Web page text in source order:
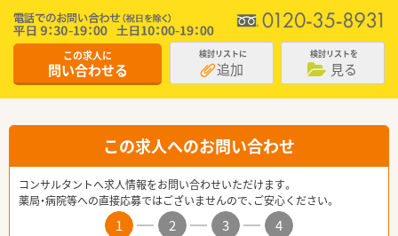
この求人に
問い合わせる
検討リストに
追加
検討リストを
見る
この求人へのお問い合わせ
コンサルタントへ求人情報をお問い合わせいただけます。
薬局・病院等への直接応募ではございませんので、ご安心ください。
1 2 3 4